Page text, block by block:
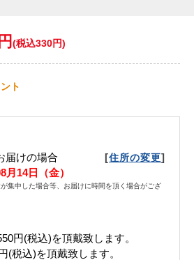
(税込330円)
ト
届けの場合 [住所の変更]
14日（金）
集中した場合等、お届けに時間を頂く場合がござ
円(税込)を頂戴致します。
(税込)を頂戴致します。